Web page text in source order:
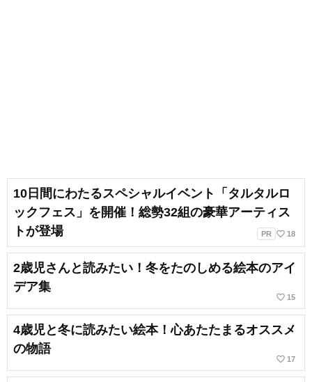
10日間にわたるスペシャルイベント「タルタルロ
ックフェス」を開催！総勢32組の豪華アーティス
トが登場
PR favorite_border 18
2歳児さんと読みたい！冬をたのしめる絵本のアイ
デア集
favorite_border 15
4歳児と冬に読みたい絵本！心あたたまるオススメ
の物語
favorite_border 17